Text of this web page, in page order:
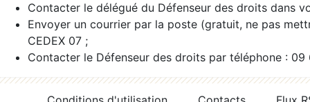
Contacter le délégué du Défenseur des droits dans
Envoyer un courrier par la poste (gratuit, ne pas
CEDEX 07 ;
Contacter le Défenseur des droits par téléphone :